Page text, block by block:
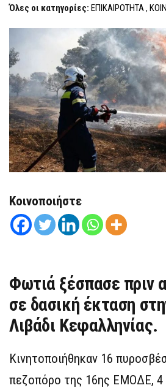
Όλες οι κατηγορίες: ΕΠΙΚΑΙΡΟΤΗΤΑ,
Κοινοποιήστε
Φωτιά ξέσπασε πριν
σε δασική έκταση
Λιβάδι Κεφαλληνίας.
Κινητοποιήθηκαν 16
πεζοπόρο της 16ης ΕΜΟΔΕ, 4